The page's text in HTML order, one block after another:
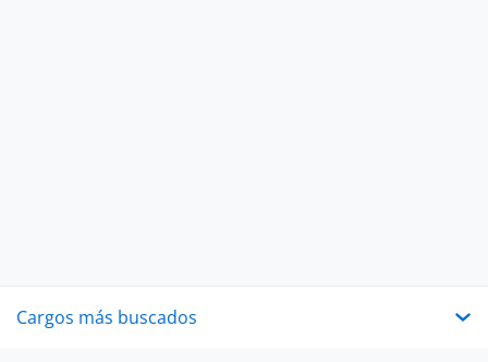
Cargos más buscados